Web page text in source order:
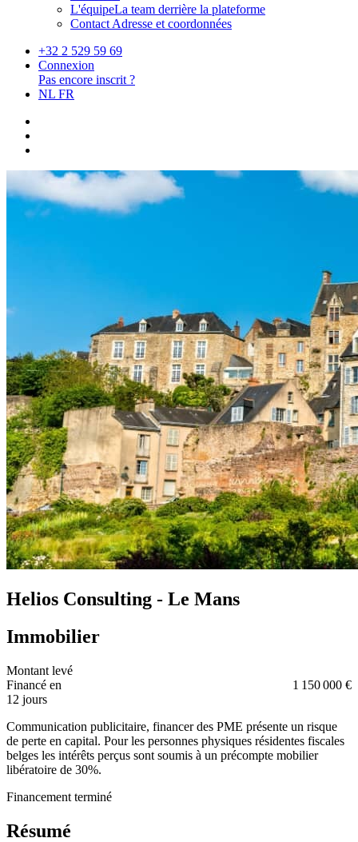
L'équipeLa team derrière la plateforme
Contact Adresse et coordonnées
+32 2 529 59 69
Connexion
Pas encore inscrit ?
NL FR
Helios Consulting - Le Mans
Immobilier
Montant levé
1 150 000 €
Financé en
12 jours
Communication publicitaire, financer des PME présente un risque
de perte en capital. Pour les personnes physiques résidentes fiscales
belges les intérêts perçus sont soumis à un précompte mobilier
libératoire de 30%.
Financement terminé
Résumé